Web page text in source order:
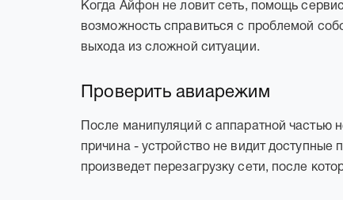
Когда Айфон не ловит сеть, помощь
возможность справиться с проблемой
выхода из сложной ситуации.
Проверить авиарежим
После манипуляций с аппаратной частью
причина - устройство не видит
произведет перезагрузку сети, после